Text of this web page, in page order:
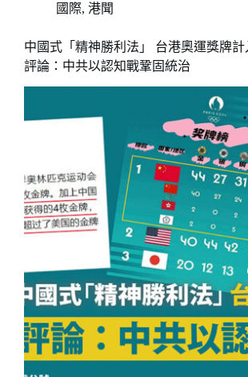
國際, 港聞
中國式「精神勝利法」 台港奧運獎牌計
評論：中共以認知戰鞏固統治